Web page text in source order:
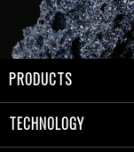
PRODUCTS
TECHNOLOGY